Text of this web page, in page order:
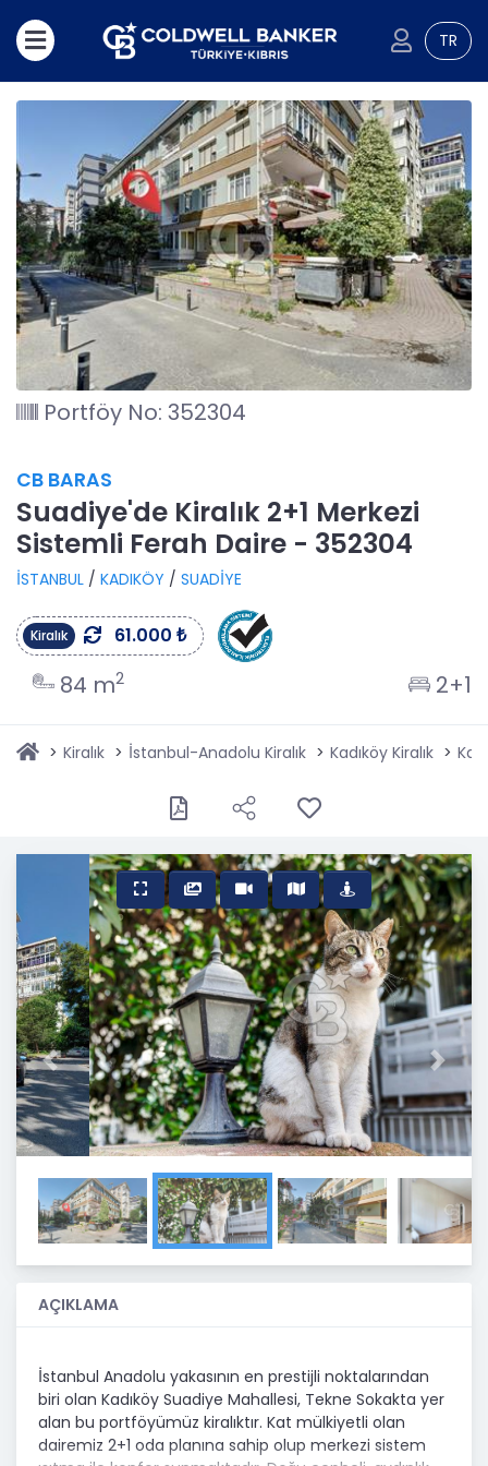
TR
Portföy No: 352304
CB BARAS
Suadiye'de Kiralık 2+1 Merkezi
Sistemli Ferah Daire - 352304
İSTANBUL / KADIKÖY / SUADİYE
Kiralık 61.000 ₺
84 m2 2+1
Kiralık İstanbul-Anadolu Kiralık Kadıköy Kiralık
Previous Next
AÇIKLAMA
İstanbul Anadolu yakasının en prestijli noktalarından
biri olan Kadıköy Suadiye Mahallesi, Tekne Sokakta yer
alan bu portföyümüz kiralıktır. Kat mülkiyetli olan
dairemiz 2+1 oda planına sahip olup merkezi sistem